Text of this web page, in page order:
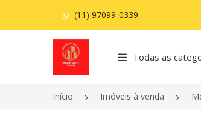
(11) 97099-0339
Página inicial
Todas as
Início Imóveis à venda